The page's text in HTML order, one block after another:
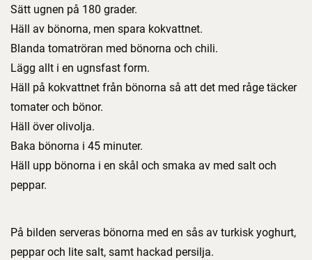
Sätt ugnen på 180 grader.
Häll av bönorna, men spara kokvattnet.
Blanda tomatröran med bönorna och chili.
Lägg allt i en ugnsfast form.
Häll på kokvattnet från bönorna så att det med råge täcker
tomater och bönor.
Häll över olivolja.
Baka bönorna i 45 minuter.
Häll upp bönorna i en skål och smaka av med salt och
peppar.
På bilden serveras bönorna med en sås av turkisk yoghurt,
peppar och lite salt, samt hackad persilja.